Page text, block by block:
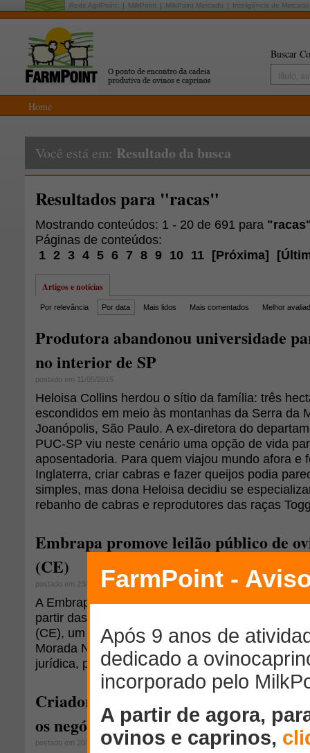
Rede AgriPoint: MilkPoint MilkPoint Mercado Inteligência de Mercado
Buscar
Home
Você está em: Resultado da busca
Resultados para "racas"
Mostrando conteúdos: 1 - 20 de 691 para
Páginas de conteúdos:
1 2 3 4 5 6 7 8 9 10 11 [Próxima] [
Artigos e notícias
Por relevância Por data Mais lidos Mais comentados Melhor
Produtora abandonou universidade
no interior de SP
postado em 11/05/2015
Heloisa Collins herdou o sítio da família: três
escondidos em meio às montanhas da Serra da
Joanópolis, São Paulo. A ex-diretora do
PUC-SP viu neste cenário uma opção de vida
aposentadoria. Para quem viajou mundo afora e
Inglaterra, criar cabras e fazer queijos podia
simples, mas dona Heloisa decidiu se
rebanho de cabras e reprodutores das raças
Embrapa promove leilão público de
(CE)
postado em 23/10/2014
A Embrapa Caprinos e Ovinos promove, no
partir das 9 horas, em sua sede na Fazenda
(CE), um leilão público de 43 ovinos das raças
Morada Nova. Poderá participar do leilão
jurídica, portadora de documento de CPF ou
Criadores de caprinos e ovinos
os negócios no Estado do Piauí
postado em 20/10/2014